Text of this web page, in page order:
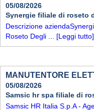
05/08/2026
Synergie filiale di roseto
Descrizione
Roseto Degli ... [Leggi tutto]
MANUTENTORE
05/08/2026
Samsic HR Italia S.p.A -